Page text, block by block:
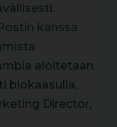
kanssa
aloitetaan
biokaasulla,
Director,